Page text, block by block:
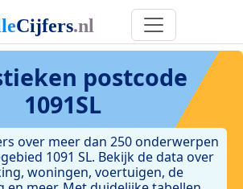
postcode
1091SL
over meer dan 250 onderwerpen
1091 SL. Bekijk de data over
woningen, voertuigen, de